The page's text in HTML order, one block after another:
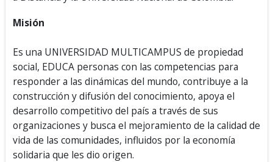
Misión
Es una UNIVERSIDAD MULTICAMPUS de propiedad
social, EDUCA personas con las competencias para
responder a las dinámicas del mundo, contribuye a la
construcción y difusión del conocimiento, apoya el
desarrollo competitivo del país a través de sus
organizaciones y busca el mejoramiento de la calidad de
vida de las comunidades, influidos por la economía
solidaria que les dio origen.